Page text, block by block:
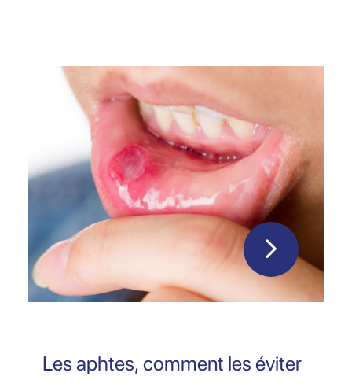
Les aphtes, comment les éviter